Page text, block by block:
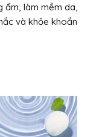
làm mềm da,
và khỏe khoắn